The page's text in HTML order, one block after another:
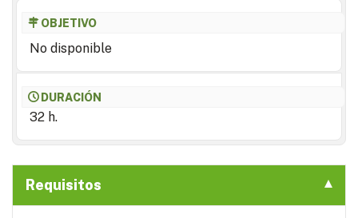
OBJETIVO
No disponible
DURACIÓN
32 h.
Requisitos